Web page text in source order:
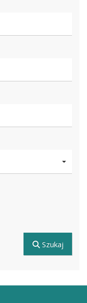
Szukaj